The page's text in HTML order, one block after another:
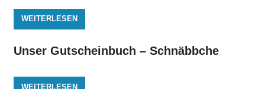
WEITERLESEN
Unser Gutscheinbuch – Schnäbbche
WEITERLESEN